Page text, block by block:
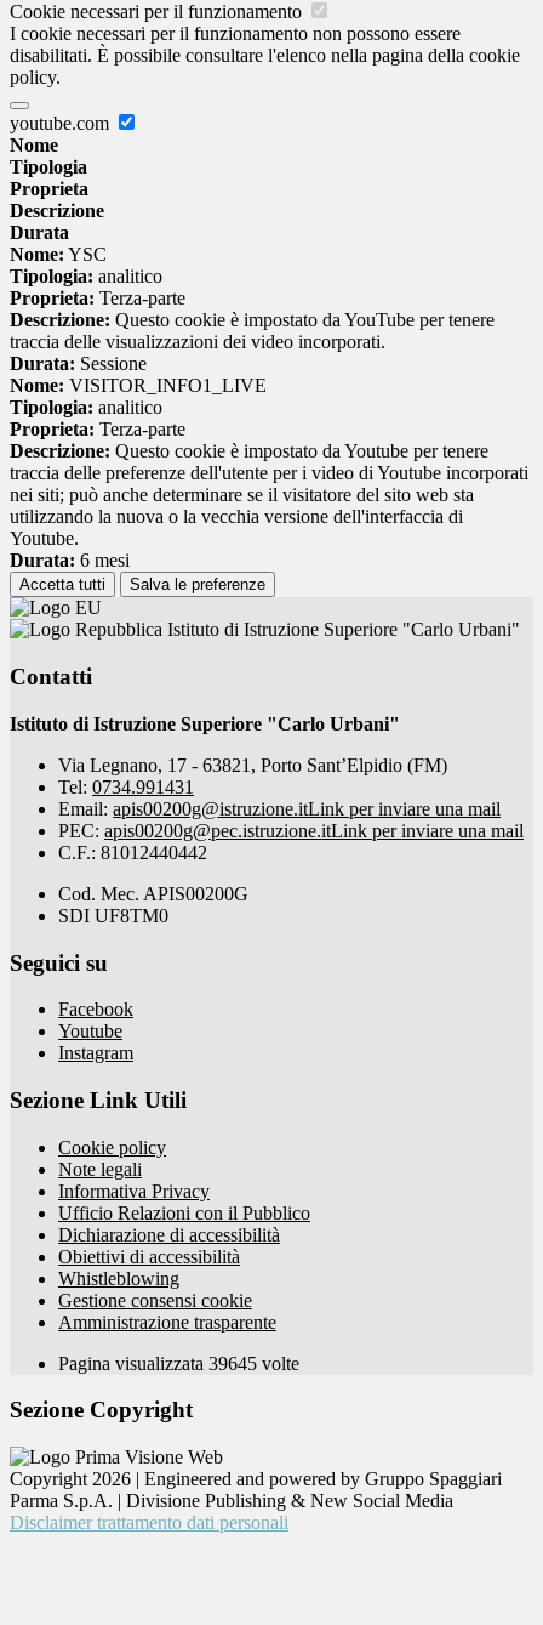
Cookie necessari per il funzionamento
I cookie necessari per il funzionamento non possono essere
disabilitati. È possibile consultare l'elenco nella pagina della cookie
policy.
youtube.com
Nome
Tipologia
Proprieta
Descrizione
Durata
Nome: YSC
Tipologia: analitico
Proprieta: Terza-parte
Descrizione: Questo cookie è impostato da YouTube per tenere
traccia delle visualizzazioni dei video incorporati.
Durata: Sessione
Nome: VISITOR_INFO1_LIVE
Tipologia: analitico
Proprieta: Terza-parte
Descrizione: Questo cookie è impostato da Youtube per tenere
traccia delle preferenze dell'utente per i video di Youtube incorporati
nei siti; può anche determinare se il visitatore del sito web sta
utilizzando la nuova o la vecchia versione dell'interfaccia di
Youtube.
Durata: 6 mesi
Accetta tutti Salva le preferenze
Istituto di Istruzione Superiore "Carlo Urbani"
Contatti
Istituto di Istruzione Superiore "Carlo Urbani"
Via Legnano, 17 - 63821, Porto Sant’Elpidio (FM)
Tel: 0734.991431
Email: apis00200g@istruzione.itLink per inviare una mail
PEC: apis00200g@pec.istruzione.itLink per inviare una mail
C.F.: 81012440442
Cod. Mec. APIS00200G
SDI UF8TM0
Seguici su
Facebook
Youtube
Instagram
Sezione Link Utili
Cookie policy
Note legali
Informativa Privacy
Ufficio Relazioni con il Pubblico
Dichiarazione di accessibilità
Obiettivi di accessibilità
Whistleblowing
Gestione consensi cookie
Amministrazione trasparente
Pagina visualizzata 39645 volte
Sezione Copyright
Copyright 2026 | Engineered and powered by Gruppo Spaggiari
Parma S.p.A. | Divisione Publishing & New Social Media
Disclaimer trattamento dati personali